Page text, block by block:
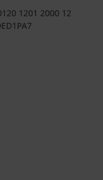
1201 2000 12